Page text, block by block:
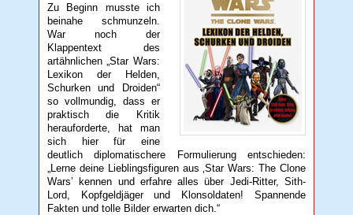
Zu Beginn musste ich
beinahe schmunzeln.
War noch der
Klappentext des
artähnlichen „Star Wars:
Lexikon der Helden,
Schurken und Droiden“
so vollmundig, dass er
praktisch die Kritik
herauforderte, hat man
sich hier für eine
deutlich diplomatischere Formulierung entschieden:
„Lerne deine Lieblingsfiguren aus ‚Star Wars: The Clone
Wars’ kennen und erfahre alles über Jedi-Ritter, Sith-
Lord, Kopfgeldjäger und Klonsoldaten! Spannende
Fakten und tolle Bilder erwarten dich.“